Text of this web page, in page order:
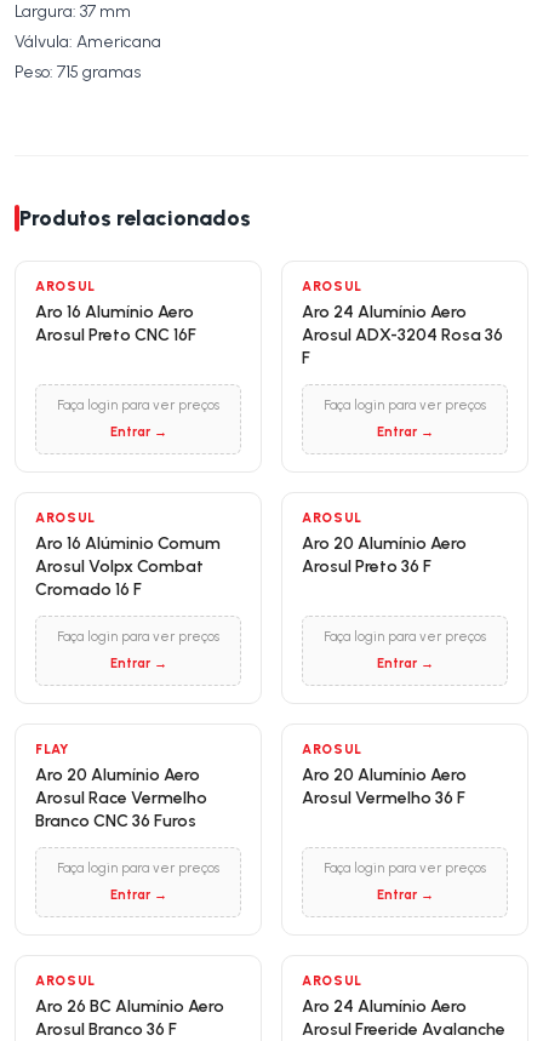
Largura: 37 mm
Válvula: Americana
Peso: 715 gramas
Produtos relacionados
AROSUL
Aro 16 Alumínio Aero
Arosul Preto CNC 16F
Faça login para ver preços
Entrar →
AROSUL
Aro 24 Alumínio Aero
Arosul ADX-3204 Rosa 36
F
Faça login para ver preços
Entrar →
AROSUL
Aro 16 Alúminio Comum
Arosul Volpx Combat
Cromado 16 F
Faça login para ver preços
Entrar →
AROSUL
Aro 20 Alumínio Aero
Arosul Preto 36 F
Faça login para ver preços
Entrar →
FLAY
Aro 20 Alumínio Aero
Arosul Race Vermelho
Branco CNC 36 Furos
Faça login para ver preços
Entrar →
AROSUL
Aro 20 Alumínio Aero
Arosul Vermelho 36 F
Faça login para ver preços
Entrar →
AROSUL
Aro 26 BC Alumínio Aero
Arosul Branco 36 F
AROSUL
Aro 24 Alumínio Aero
Arosul Freeride Avalanche